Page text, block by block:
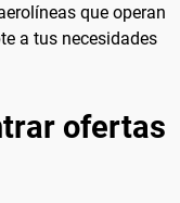
que operan
a tus necesidades
ofertas